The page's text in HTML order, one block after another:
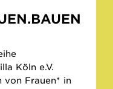
Köln e.V.
von Frauen* in